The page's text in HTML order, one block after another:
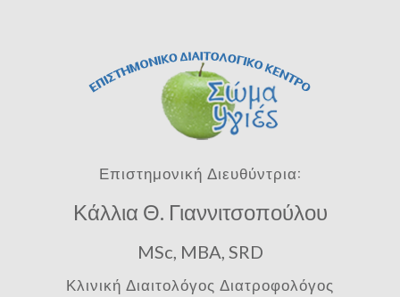
Επιστημονική Διευθύντρια:
Κάλλια Θ. Γιαννιτσοπούλου
MSc, MBA, SRD
Κλινική Διαιτολόγος Διατροφολόγος